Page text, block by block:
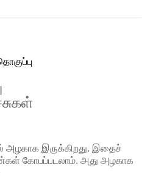
அழகாக இருக்கிறது. இதைச்
கோபப்படலாம். அது அழகாக